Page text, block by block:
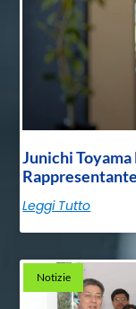
Junichi
Leggi Tutto
Notizie